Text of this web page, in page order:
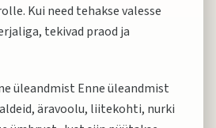
Kui need tehakse valesse
tekivad praod ja
üleandmist Enne üleandmist
äravoolu, liitekohti, nurki